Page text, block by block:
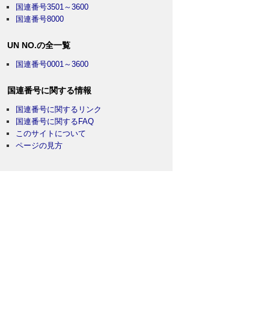
国連番号3501～3600
国連番号8000
UN NO.の全一覧
国連番号0001～3600
国連番号に関する情報
国連番号に関するリンク
国連番号に関するFAQ
このサイトについて
ページの見方